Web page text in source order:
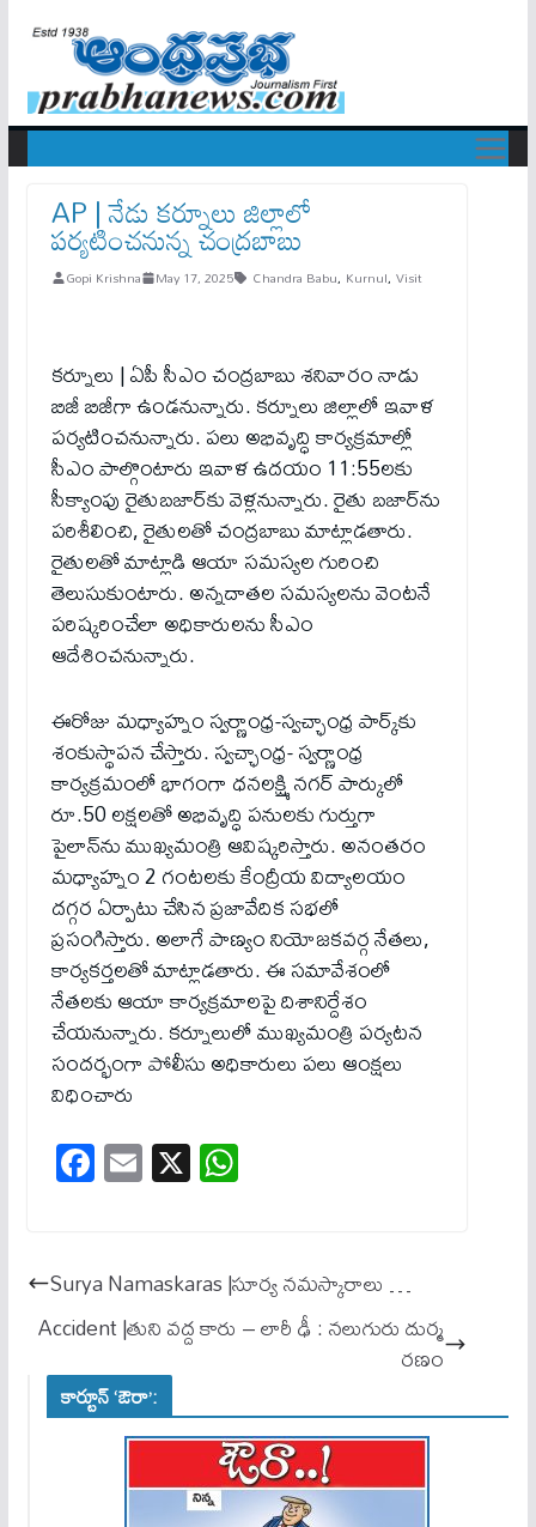
AP | నేడు కర్నూలు జిల్లాలో
పర్యటించనున్న చంద్రబాబు
Gopi Krishna May 17, 2025 Chandra Babu, Kurnul, Visit
కర్నూలు | ఏపీ సీఎం చంద్రబాబు శనివారం నాడు
బిజీ బిజీగా ఉండనున్నారు. కర్నూలు జిల్లాలో ఇవాళ
పర్యటించనున్నారు. పలు అభివృద్ధి కార్యక్రమాల్లో
సీఎం పాల్గొంటారు ఇవాళ ఉదయం 11:55లకు
సీక్యాంపు రైతుబజార్‌కు వెళ్లనున్నారు. రైతు బజార్‌ను
పరిశీలించి, రైతులతో చంద్రబాబు మాట్లాడతారు.
రైతులతో మాట్లాడి ఆయా సమస్యల గురించి
తెలుసుకుంటారు. అన్నదాతల సమస్యలను వెంటనే
పరిష్కరించేలా అధికారులను సీఎం
ఆదేశించనున్నారు.
ఈరోజు మధ్యాహ్నం స్వర్ణాంధ్ర-స్వచ్ఛాంధ్ర పార్క్‌కు
శంకుస్థాపన చేస్తారు. స్వచ్ఛాంధ్ర- స్వర్ణాంధ్ర
కార్యక్రమంలో భాగంగా ధనలక్ష్మి నగర్ పార్కులో
రూ.50 లక్షలతో అభివృద్ధి పనులకు గుర్తుగా
పైలాన్‌ను ముఖ్యమంత్రి ఆవిష్కరిస్తారు. అనంతరం
మధ్యాహ్నం 2 గంటలకు కేంద్రీయ విద్యాలయం
దగ్గర ఏర్పాటు చేసిన ప్రజావేదిక సభలో
ప్రసంగిస్తారు. అలాగే పాణ్యం నియోజకవర్గ నేతలు,
కార్యకర్తలతో మాట్లాడతారు. ఈ సమావేశంలో
నేతలకు ఆయా కార్యక్రమాలపై దిశానిర్దేశం
చేయనున్నారు. కర్నూలులో ముఖ్యమంత్రి పర్యటన
సందర్భంగా పోలీసు అధికారులు పలు ఆంక్షలు
విధించారు
Fa
ce
ok
E
m
X W
ha
A
pp
Surya Namaskaras |సూర్య నమస్కారాలు …
Accident |తుని వద్ద కారు – లారీ ఢీ : నలుగురు దుర్మ
రణం
కార్టూన్ ‘ఔరా’: